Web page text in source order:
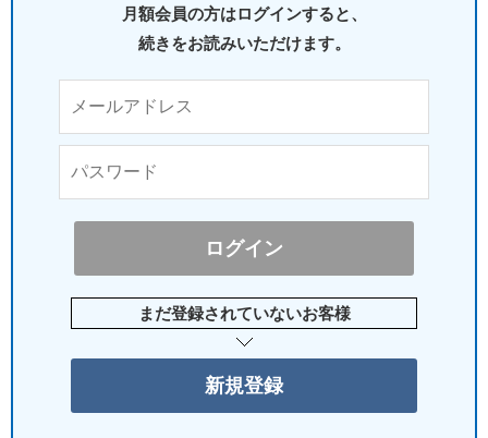
月額会員の方はログインすると、
続きをお読みいただけます。
まだ登録されていないお客様